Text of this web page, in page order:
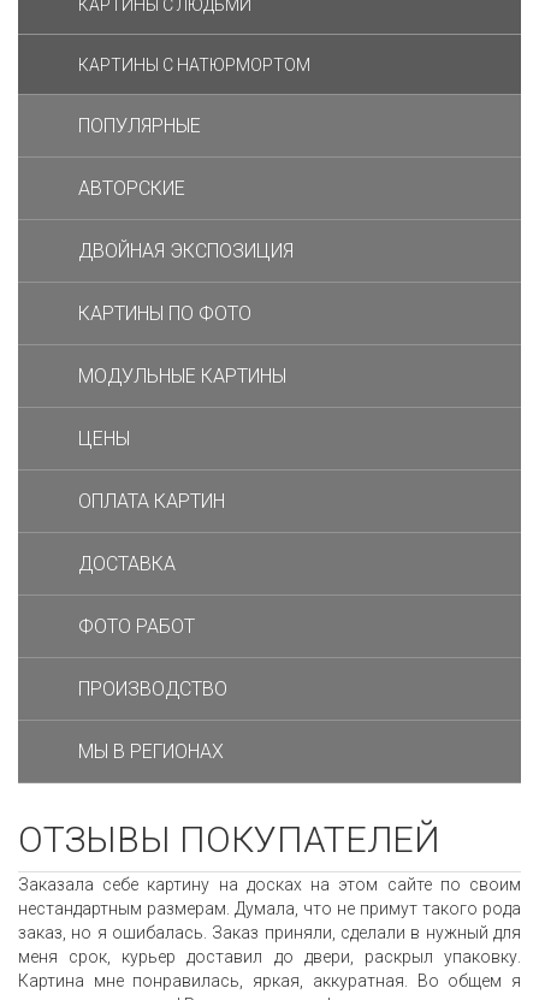
КАРТИНЫ С ЛЮДЬМИ
КАРТИНЫ С НАТЮРМОРТОМ
ПОПУЛЯРНЫЕ
АВТОРСКИЕ
ДВОЙНАЯ ЭКСПОЗИЦИЯ
КАРТИНЫ ПО ФОТО
МОДУЛЬНЫЕ КАРТИНЫ
ЦЕНЫ
ОПЛАТА КАРТИН
ДОСТАВКА
ФОТО РАБОТ
ПРОИЗВОДСТВО
МЫ В РЕГИОНАХ
ОТЗЫВЫ ПОКУПАТЕЛЕЙ
Заказала себе картину на досках на этом сайте по своим
нестандартным размерам. Думала, что не примут такого рода
заказ, но я ошибалась. Заказ приняли, сделали в нужный для
меня срок, курьер доставил до двери, раскрыл упаковку.
Картина мне понравилась, яркая, аккуратная. Во общем я